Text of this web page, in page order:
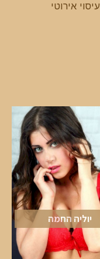
עיסוי אירוטי
יוליה החמה